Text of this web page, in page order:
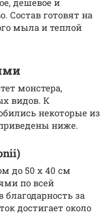
дешевое и
Состав готовят на
мыла и теплой
монстера,
видов. К
некоторые из
ниже.
до 50 х 40 см
по всей
благодарность за
достигает около